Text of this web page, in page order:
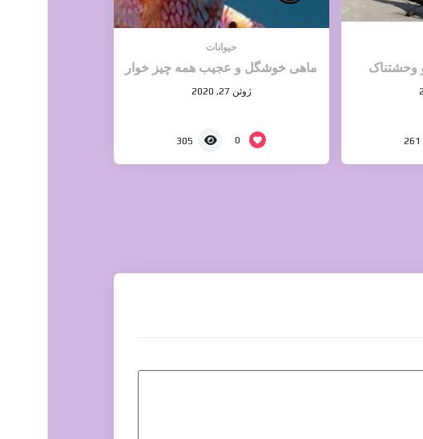
وحشتناک
261
حیوانات
ماهی خوشگل و عجیب همه چیز خوار
ژوئن 27, 2020
0
305